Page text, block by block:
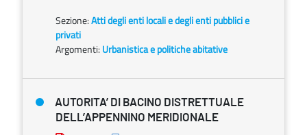
Sezione:Atti degli enti locali e degli enti pubblici e
privati
Argomenti: Urbanistica e politiche abitative
AUTORITA’ DI BACINO DISTRETTUALE
DELL’APPENNINO MERIDIONALE